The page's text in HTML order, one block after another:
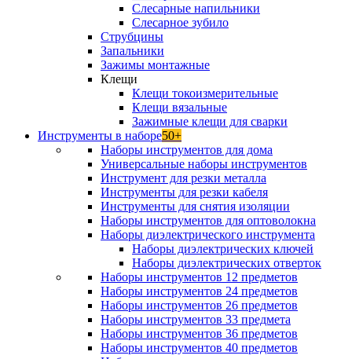
Слесарные напильники
Слесарное зубило
Струбцины
Запальники
Зажимы монтажные
Клещи
Клещи токоизмерительные
Клещи вязальные
Зажимные клещи для сварки
Инструменты в наборе50+
Наборы инструментов для дома
Универсальные наборы инструментов
Инструмент для резки металла
Инструменты для резки кабеля
Инструменты для снятия изоляции
Наборы инструментов для оптоволокна
Наборы диэлектрического инструмента
Наборы диэлектрических ключей
Наборы диэлектрических отверток
Наборы инструментов 12 предметов
Наборы инструментов 24 предметов
Наборы инструментов 26 предметов
Наборы инструментов 33 предмета
Наборы инструментов 36 предметов
Наборы инструментов 40 предметов